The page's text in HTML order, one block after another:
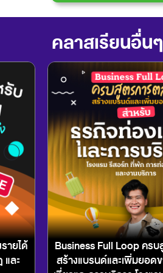
คลาสเรียนอื่น
ายได้
ละ
Business Full Loop คร
สร้างแบรนด์และเพิ่มยอด